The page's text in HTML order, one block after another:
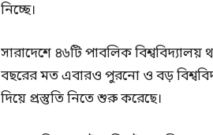
নিচ্ছে।
সারাদেশে ৪৬টি পাবলিক
বছরের মত এবারও পুরনো ও বড়
দিয়ে প্রস্তুতি নিতে শুরু করেছে।